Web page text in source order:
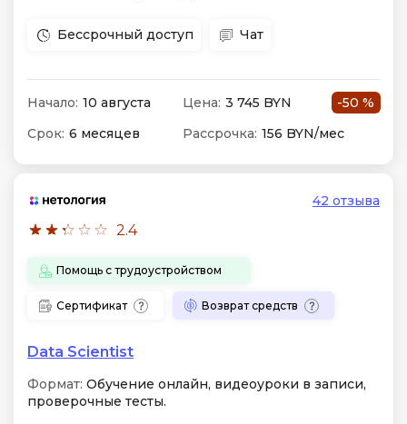
Бессрочный доступ Чат
Начало: 10 августа Цена: 3 745 BYN
-50 %
Срок: 6 месяцев Рассрочка: 156 BYN/мес
2.4
42 отзыва
Помощь с трудоустройством
Сертификат Возврат средств
Data Scientist
Формат: Обучение онлайн, видеоуроки в записи,
проверочные тесты.